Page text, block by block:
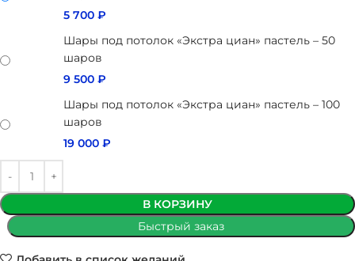
5 700 ₽
Шары под потолок «Экстра циан» пастель – 50
шаров
9 500 ₽
Шары под потолок «Экстра циан» пастель – 100
шаров
19 000 ₽
В КОРЗИНУ
Быстрый заказ